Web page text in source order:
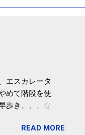
エスカレータ
めて階段を使
歩き、、、など
ェア・シューズで
READ MORE